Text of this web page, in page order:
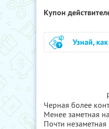
Купон
Узнай,
Черная более
Менее заметная
Почти